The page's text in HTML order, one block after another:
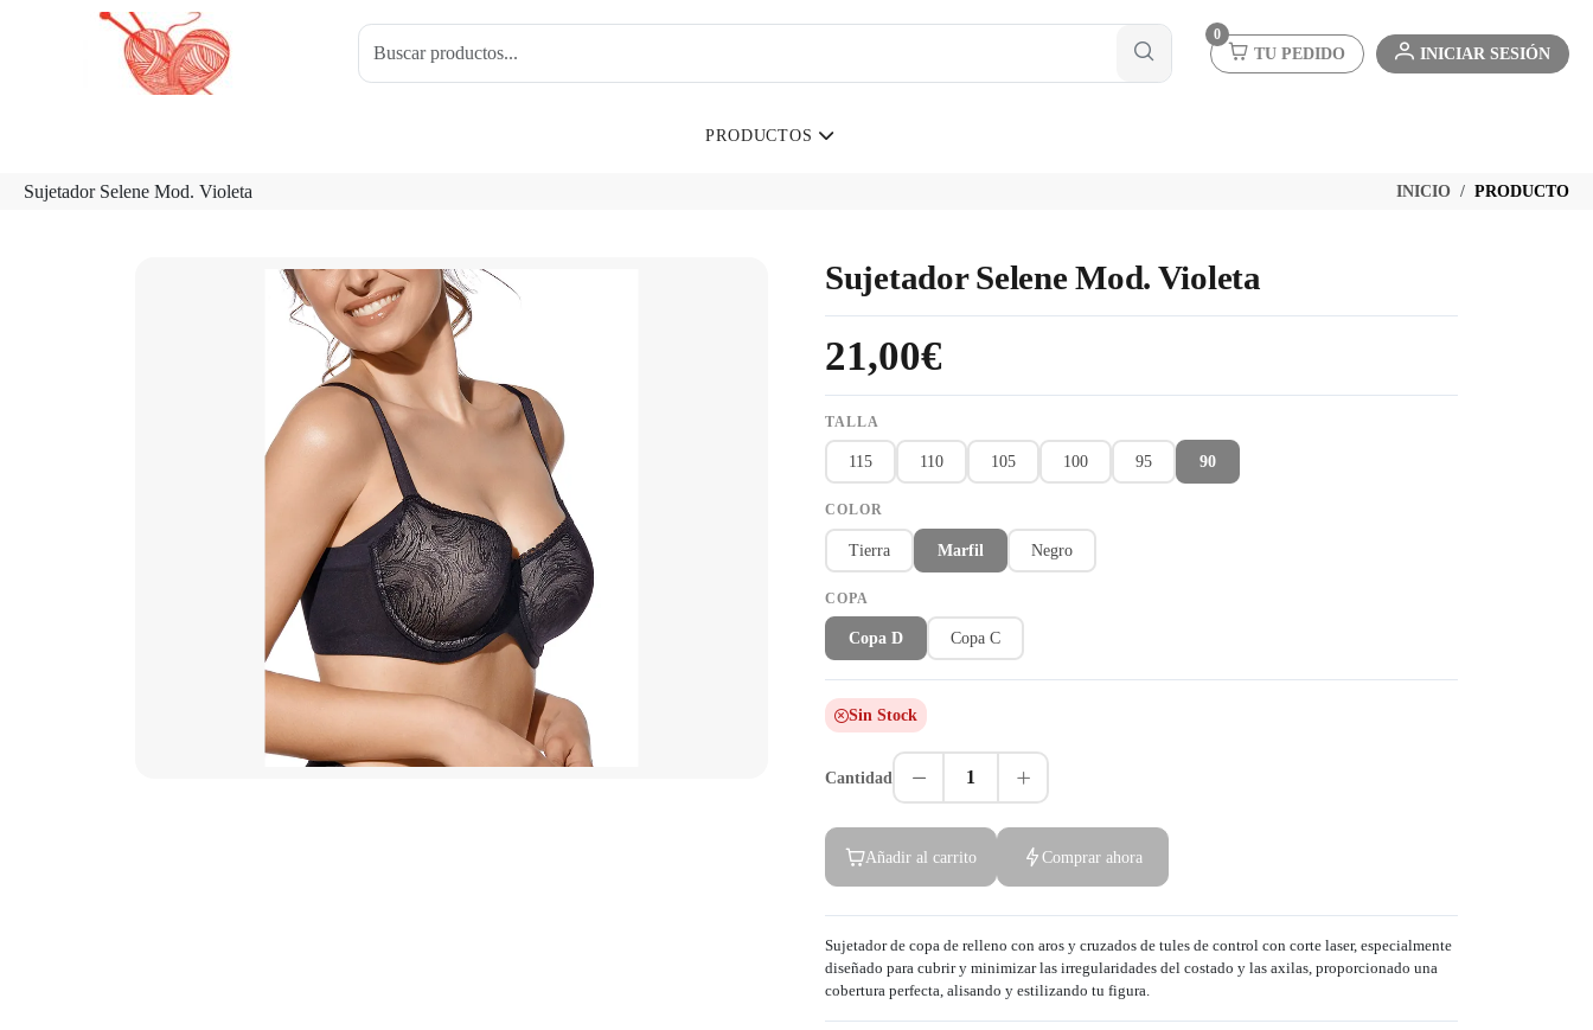
0
TU PEDIDO INICIAR SESIÓN
PRODUCTOS
Sujetador Selene Mod. Violeta INICIO PRODUCTO
Sujetador Selene Mod. Violeta
21,00€
TALLA
115 110 105 100 95 90
COLOR
Tierra Marfil Negro
COPA
Copa D Copa C
Sin Stock
Cantidad 1
Añadir al carrito Comprar ahora
Sujetador de copa de relleno con aros y cruzados de tules de control con corte laser, especialmente
diseñado para cubrir y minimizar las irregularidades del costado y las axilas, proporcionado una
cobertura perfecta, alisando y estilizando tu figura.